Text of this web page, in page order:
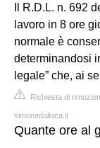
Il R.D.L. n. 692
lavoro in 8 ore
normale è
determinandosi
legale” che, ai
Richiesta di
simonadalloca.it
Quante ore al